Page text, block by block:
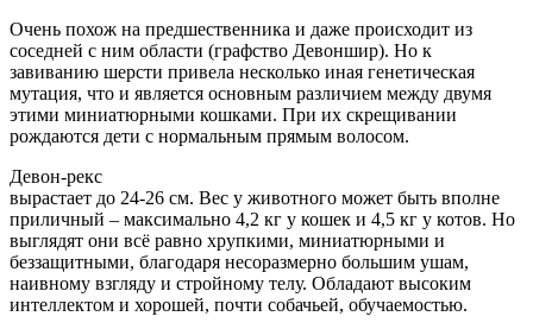
Очень похож на предшественника и даже происходит из
соседней с ним области (графство Девоншир). Но к
завиванию шерсти привела несколько иная генетическая
мутация, что и является основным различием между двумя
этими миниатюрными кошками. При их скрещивании
рождаются дети с нормальным прямым волосом.
Девон-рекс
вырастает до 24-26 см. Вес у животного может быть вполне
приличный – максимально 4,2 кг у кошек и 4,5 кг у котов. Но
выглядят они всё равно хрупкими, миниатюрными и
беззащитными, благодаря несоразмерно большим ушам,
наивному взгляду и стройному телу. Обладают высоким
интеллектом и хорошей, почти собачьей, обучаемостью.